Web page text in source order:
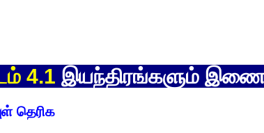
4.1 இயந்திரங்களும்
தெரிக